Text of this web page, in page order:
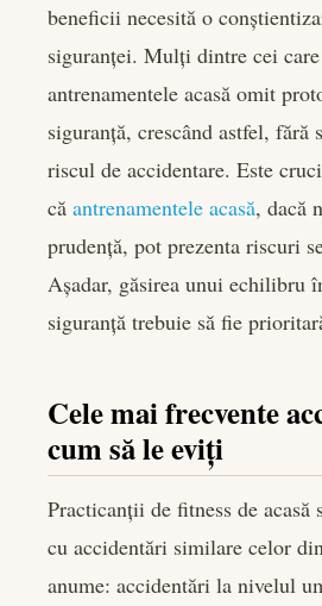
beneficii necesită o
siguranței. Mulți dintre cei
antrenamentele acasă omit
siguranță, crescând astfel, fără
riscul de accidentare. Este
că antrenamentele acasă, dacă
prudență, pot prezenta riscuri
Așadar, găsirea unui echilibru
siguranță trebuie să fie
Cele mai frecvente
cum să le eviți
Practicanții de fitness de acasă
cu accidentări similare celor
anume: accidentări la nivelul